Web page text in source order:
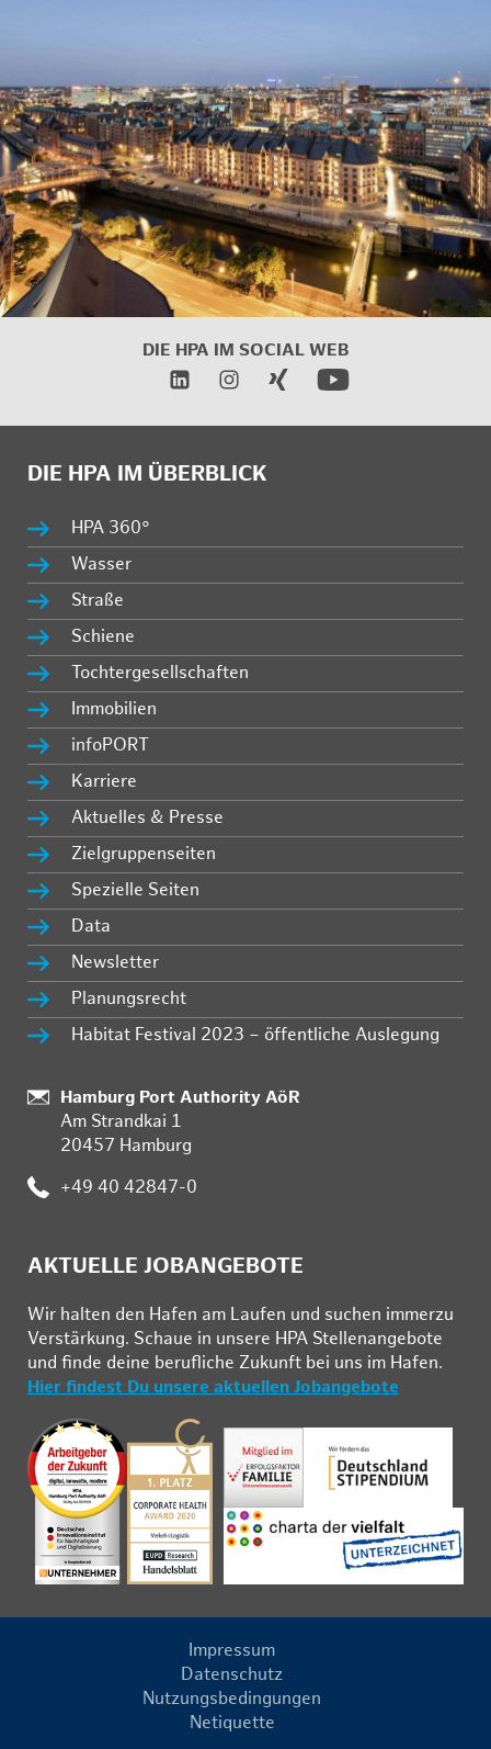
DIE HPA IM SOCIAL WEB
DIE HPA IM ÜBERBLICK
HPA 360°
Wasser
Straße
Schiene
Tochtergesellschaften
Immobilien
infoPORT
Karriere
Aktuelles & Presse
Zielgruppenseiten
Spezielle Seiten
Data
Newsletter
Planungsrecht
Habitat Festival 2023 – öffentliche Auslegung
Standort:
Hamburg Port Authority AöR
Am Strandkai 1
20457 Hamburg
Telefon:
+49 40 42847-0
AKTUELLE JOBANGEBOTE
Wir hal­ten den Ha­fen am Lau­fen und su­chen im­mer­zu
Ver­stär­kung. Schau­e in un­se­re HPA Stel­len­an­ge­bo­te
und fin­de deine be­ruf­li­che Zu­kunft bei uns im Ha­fen.
Hier findest Du unsere aktuellen Jobangebote
Impressum
Datenschutz
Nutzungsbedingungen
Netiquette